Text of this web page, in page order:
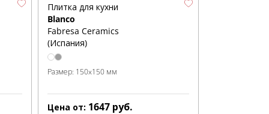
Плитка для кухни
Blanco
Fabresa Ceramics
(Испания)
Размер: 150x150 мм
Цена от: 1647 руб.